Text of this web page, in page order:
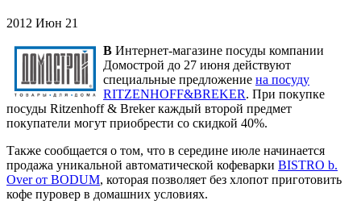
2012 Июн 21
В Интернет-магазине посуды компании
Домострой до 27 июня действуют
специальные предложение на посуду
RITZENHOFF&BREKER. При покупке
посуды Ritzenhoff & Breker каждый второй предмет
покупатели могут приобрести со скидкой 40%.
Также сообщается о том, что в середине июле начинается
продажа уникальной автоматической кофеварки BISTRO b.
Over от BODUM, которая позволяет без хлопот приготовить
кофе пуровер в домашних условиях.